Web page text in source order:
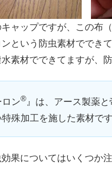
ャップですが、この布
という防虫素材でできて
素材でできてますが、
ロン® 』は、アース製薬
殊加工を施した素材です
果についてはいくつか